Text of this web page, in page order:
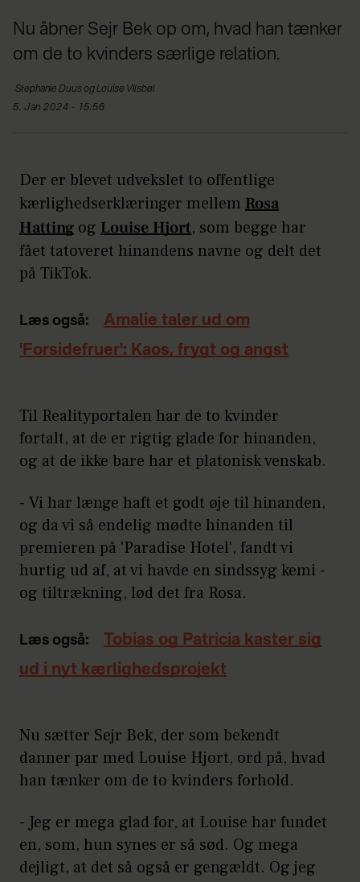
Nu åbner Sejr Bek op om, hvad han tænker
om de to kvinders særlige relation.
Stephanie Duus og Louise Vilsbøl
5. Jan 2024 - 15:56
Der er blevet udvekslet to offentlige
kærlighedserklæringer mellem Rosa
Hatting og Louise Hjort, som begge har
fået tatoveret hinandens navne og delt det
på TikTok.
Læs også:
Amalie taler ud om
'Forsidefruer': Kaos, frygt og angst
Til Realityportalen har de to kvinder
fortalt, at de er rigtig glade for hinanden,
og at de ikke bare har et platonisk venskab.
- Vi har længe haft et godt øje til hinanden,
og da vi så endelig mødte hinanden til
premieren på 'Paradise Hotel', fandt vi
hurtig ud af, at vi havde en sindssyg kemi -
og tiltrækning, lød det fra Rosa.
Læs også:
Tobias og Patricia kaster sig
ud i nyt kærlighedsprojekt
Nu sætter Sejr Bek, der som bekendt
danner par med Louise Hjort, ord på, hvad
han tænker om de to kvinders forhold.
- Jeg er mega glad for, at Louise har fundet
en, som, hun synes er så sød. Og mega
dejligt, at det så også er gengældt. Og jeg